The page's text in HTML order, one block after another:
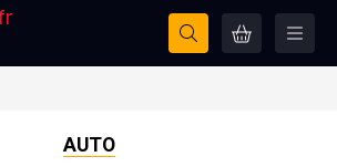
AUTO